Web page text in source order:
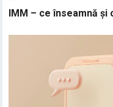
IMM – ce înseamnă